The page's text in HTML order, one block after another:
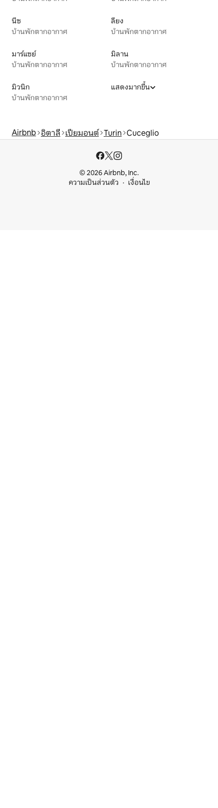
นีซ
บ้านพักตากอากาศ
ลียง
บ้านพักตากอากาศ
มาร์แซย์
บ้านพักตากอากาศ
มิลาน
บ้านพักตากอากาศ
มิวนิก
บ้านพักตากอากาศ
แสดงมากขึ้น
Airbnb อิตาลี เปียมอนต์ Turin Cuceglio
© 2026 Airbnb, Inc.
ความเป็นส่วนตัว
เงื่อนไข